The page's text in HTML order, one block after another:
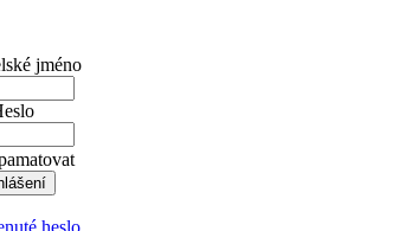
jméno
heslo